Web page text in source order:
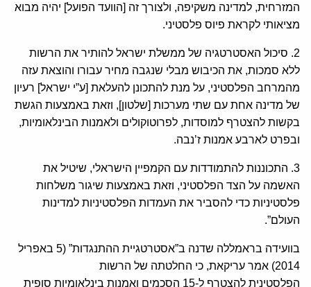
המזרחית, למדינה משקיפה, ולצורך זה [הוועד הפועל] יהיה מבוא
מציאותי לקראת פיוס פלסטיני.
2. סיכול האסטרטגיה של ממשלת ישראל להותיר את הרשות
ללא סמכות, את הכיבוש מבלי שנגבה מחיר עבורו והוצאת עזה
מהמרחב הפלסטיני, על מנת להתכונן להעלאת [ע”י ישראל] רעיון
של מדינה אחת עם שתי מערכות [שלטון], וזאת באמצעות הגשת
בקשות להצטרף למוסדות, לפרוטוקולים ולאמנות הבינלאומיות,
ובפרט לארבע אמנות ז’נבה.
3. התכוננות להתמודדות עם הקמפיין הישראלי, שיטיל את
האשמה על הצד הפלסטיני, וזאת באמצעות שיגור משלחות
פלסטיניות כדי להסביר את העמדות הפלסטיניות למדינות
העולם”.
בוועידה בראמללה שדנה ב”אסטרטגיית ההתנגדות” (5 באפריל
2014) אמר עריקאת, כי החלטתה של הרשות
הפלסטינית להצטרף ל-15 הסכמים ואמנות בינלאומיות סופית